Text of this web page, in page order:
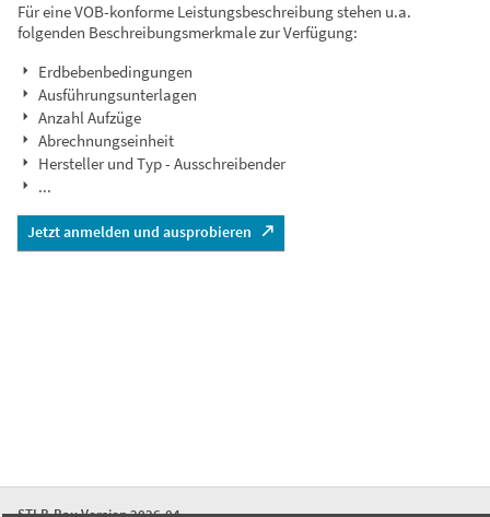
Für eine VOB-konforme Leistungsbeschreibung stehen u.a.
folgenden Beschreibungsmerkmale zur Verfügung:
Erdbebenbedingungen
Ausführungsunterlagen
Anzahl Aufzüge
Abrechnungseinheit
Hersteller und Typ - Ausschreibender
...
Jetzt anmelden und ausprobieren